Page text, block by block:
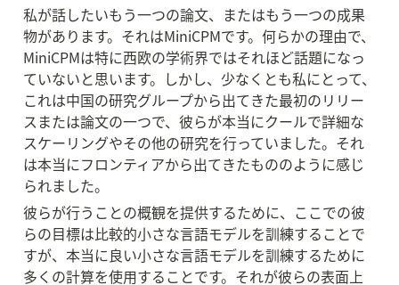
私が話したいもう一つの論文、またはもう一つの成果
物があります。それはMiniCPMです。何らかの理由で、
MiniCPMは特に西欧の学術界ではそれほど話題になっ
ていないと思います。しかし、少なくとも私にとって、
これは中国の研究グループから出てきた最初のリリー
スまたは論文の一つで、彼らが本当にクールで詳細な
スケーリングやその他の研究を行っていました。それ
は本当にフロンティアから出てきたもののように感じ
られました。
彼らが行うことの概観を提供するために、ここでの彼
らの目標は比較的小さな言語モデルを訓練することで
すが、本当に良い小さな言語モデルを訓練するために
多くの計算を使用することです。それが彼らの表面上